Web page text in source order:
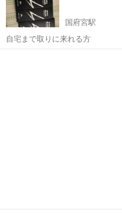
国府宮駅
自宅まで取りに来れる方